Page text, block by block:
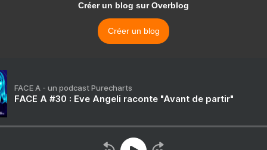
Créer un blog sur Overblog
Créer un blog
FACE A - un podcast Purecharts
FACE A #30 : Eve Angeli raconte "Avant de partir"